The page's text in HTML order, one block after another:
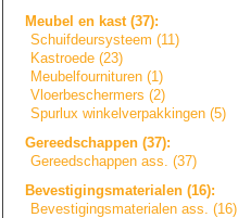
Meubel en kast (37):
Schuifdeursysteem (11)
Kastroede (23)
Meubelfournituren (1)
Vloerbeschermers (2)
Spurlux winkelverpakkingen (5)
Gereedschappen (37):
Gereedschappen ass. (37)
Bevestigingsmaterial en (16):
Bevestigingsmaterialen ass. (16)